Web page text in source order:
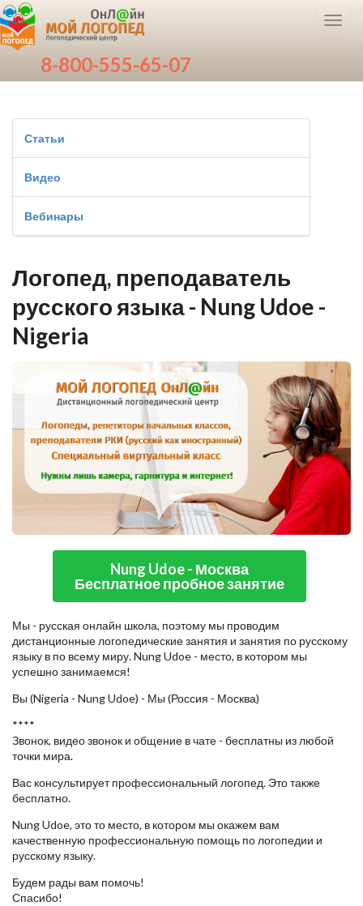
8-800-555-65-07
Статьи
Видео
Вебинары
Логопед, преподаватель
русского языка - Nung Udoe -
Nigeria
Nung Udoe - Москва
Бесплатное пробное занятие
Мы - русская онлайн школа, поэтому мы проводим
дистанционные логопедические занятия и занятия по русскому
языку в по всему миру. Nung Udoe - место, в котором мы
успешно занимаемся!
Вы (Nigeria - Nung Udoe) - Мы (Россия - Москва)
****
Звонок, видео звонок и общение в чате - бесплатны из любой
точки мира.
Вас консультирует профессиональный логопед. Это также
бесплатно.
Nung Udoe, это то место, в котором мы окажем вам
качественную профессиональную помощь по логопедии и
русскому языку.
Будем рады вам помочь!
Спасибо!